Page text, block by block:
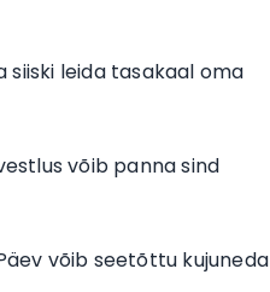
siiski leida tasakaal oma
võib panna sind
võib seetõttu kujuneda